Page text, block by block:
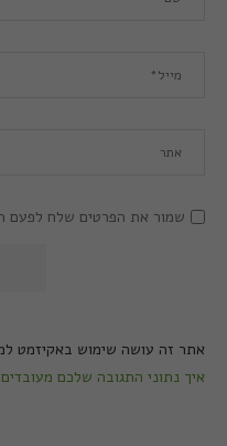
שמור את הפרטים שלח לפעם
אתר זה עושה שימוש באקיזמט
איך נתוני התגובה שלכם מעובדים